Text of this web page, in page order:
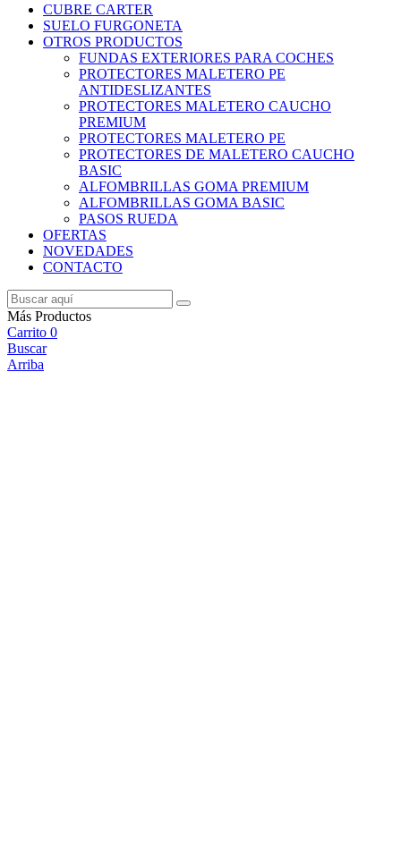
CUBRE CARTER
SUELO FURGONETA
OTROS PRODUCTOS
FUNDAS EXTERIORES PARA COCHES
PROTECTORES MALETERO PE
ANTIDESLIZANTES
PROTECTORES MALETERO CAUCHO
PREMIUM
PROTECTORES MALETERO PE
PROTECTORES DE MALETERO CAUCHO
BASIC
ALFOMBRILLAS GOMA PREMIUM
ALFOMBRILLAS GOMA BASIC
PASOS RUEDA
OFERTAS
NOVEDADES
CONTACTO
Más Productos
Carrito 0
Buscar
Arriba